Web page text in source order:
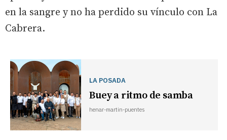
en la sangre y no ha perdido su vínculo con La
Cabrera.
LA POSADA
Buey a ritmo de samba
henar-martin-puentes